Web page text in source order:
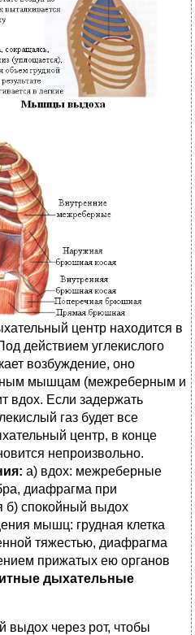
центр находится в
действием углекислого
возбуждение, оно
мышцам (межреберным и
вдох. Если задержать
газ будет все
центр, в конце
непроизвольно.
а) вдох: межреберные
диафрагма при
б) спокойный выдох
мышц: грудная клетка
тяжестью, диафрагма
прижатых ею органов
дыхательные
выдох через рот, чтобы